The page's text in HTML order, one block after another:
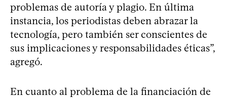
problemas de autoría y plagio. En última
instancia, los periodistas deben abrazar la
tecnología, pero también ser conscientes de
sus implicaciones y responsabilidades éticas”,
agregó.
En cuanto al problema de la financiación de